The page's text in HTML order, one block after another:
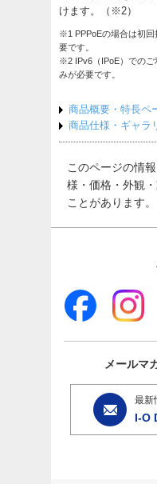
けます。（※2）
※1 PPPoEの場合は初回
要です。
※2 IPv6（IPoE）でのご
みが必要です。
商品概要・特長ペ
商品仕様・ギャラ
このページの情
様・価格・外観
ことがあります。
メールマ
最新
I-O